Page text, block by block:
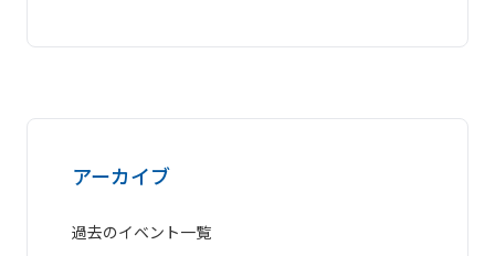
アーカイブ
過去のイベント一覧